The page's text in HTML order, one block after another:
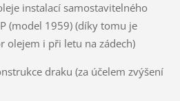
instalací samostavitelného
(model 1959) (díky tomu je
olejem i při letu na zádech)
draku (za účelem zvýšení